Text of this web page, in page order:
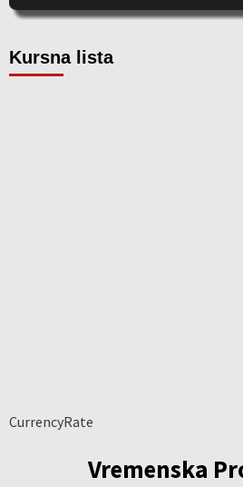
Kursna lista
CurrencyRate
Vremenska